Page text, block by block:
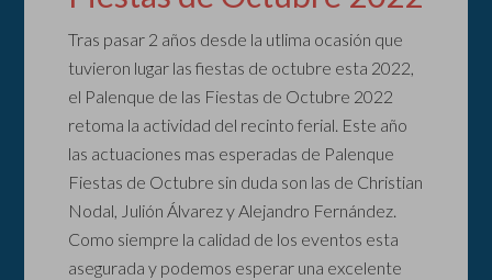
Tras pasar 2 años desde la utlima ocasión que
tuvieron lugar las fiestas de octubre esta 2022,
el Palenque de las Fiestas de Octubre 2022
retoma la actividad del recinto ferial. Este año
las actuaciones mas esperadas de Palenque
Fiestas de Octubre sin duda son las de Christian
Nodal, Julión Álvarez y Alejandro Fernández.
Como siempre la calidad de los eventos esta
asegurada y podemos esperar una excelente